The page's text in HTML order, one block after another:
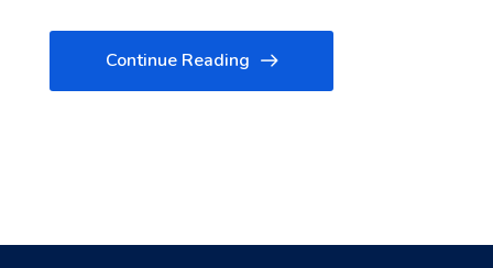
Continue Reading